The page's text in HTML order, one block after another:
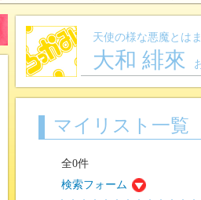
天使の様な悪魔とは
大和 緋來
マイリスト一覧
全0件
検索フォーム